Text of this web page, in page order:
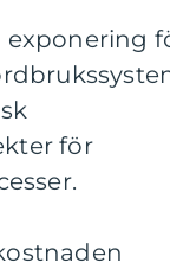
exponering
för